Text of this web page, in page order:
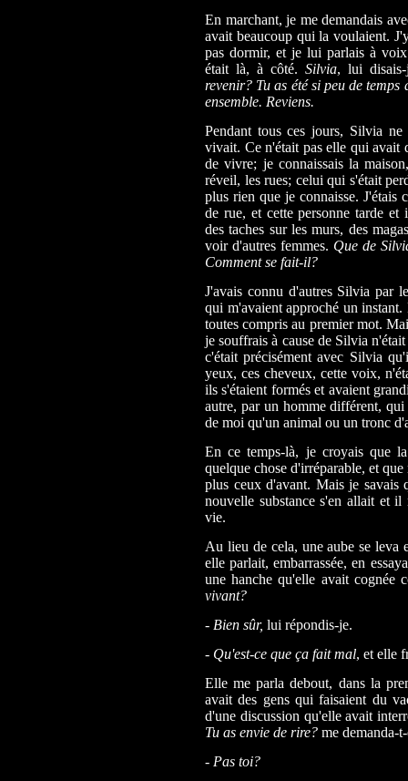
En marchant, je me demandais
avait beaucoup qui la voulaient.
pas dormir, et je lui parlais à
était là, à côté. Silvia, lui
revenir? Tu as été si peu de
ensemble. Reviens.
Pendant tous ces jours, Silvia
vivait. Ce n'était pas elle qui avait
de vivre; je connaissais la
réveil, les rues; celui qui s'était
plus rien que je connaisse. J'étais
de rue, et cette personne tarde et
des taches sur les murs, des
voir d'autres femmes. Que de
Comment se fait-il?
J'avais connu d'autres Silvia par
qui m'avaient approché un instant.
toutes compris au premier mot.
je souffrais à cause de Silvia
c'était précisément avec Silvia
yeux, ces cheveux, cette voix,
ils s'étaient formés et avaient
autre, par un homme différent,
de moi qu'un animal ou un tronc
En ce temps-là, je croyais que
quelque chose d'irréparable, et
plus ceux d'avant. Mais je savais
nouvelle substance s'en allait et
vie.
Au lieu de cela, une aube se
elle parlait, embarrassée, en
une hanche qu'elle avait
vivant?
- Bien sûr, lui répondis-je.
- Qu'est-ce que ça fait mal, et elle
Elle me parla debout, dans la
avait des gens qui faisaient du
d'une discussion qu'elle avait
Tu as envie de rire? me demanda-
- Pas toi?